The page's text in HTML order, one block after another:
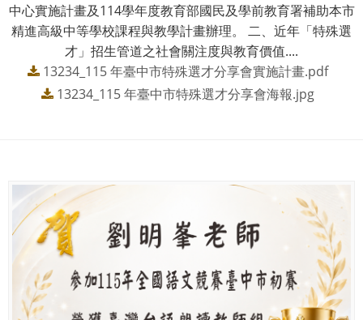
中心實施計畫及114學年度教育部國民及學前教育署補助本市
精進高級中等學校課程與教學計畫辦理。 二、近年「特殊選
才」招生管道之社會關注度與教育價值....
13234_115 年臺中市特殊選才分享會實施計畫.pdf
13234_115 年臺中市特殊選才分享會海報.jpg